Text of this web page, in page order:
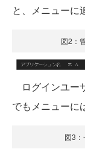
と、メニューに
図2：
ログインユー
でもメニューに
図3